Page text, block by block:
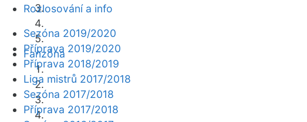
Fanzóna
Rozlosování a info
Sezóna 2019/2020
Příprava 2019/2020
Příprava 2018/2019
Liga mistrů 2017/2018
Sezóna 2017/2018
Příprava 2017/2018